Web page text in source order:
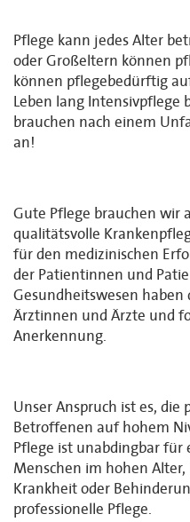
Pflege kann jedes Alter
oder Großeltern können
können pflegebedürftig
Leben lang Intensivpflege
brauchen nach einem
an!
Gute Pflege brauchen wir
qualitätsvolle
für den medizinischen
der Patientinnen und
Gesundheitswesen haben
Ärztinnen und Ärzte und
Anerkennung.
Unser Anspruch ist es,
Betroffenen auf hohem
Pflege ist unabdingbar für
Menschen im hohen
Krankheit oder
professionelle Pflege.